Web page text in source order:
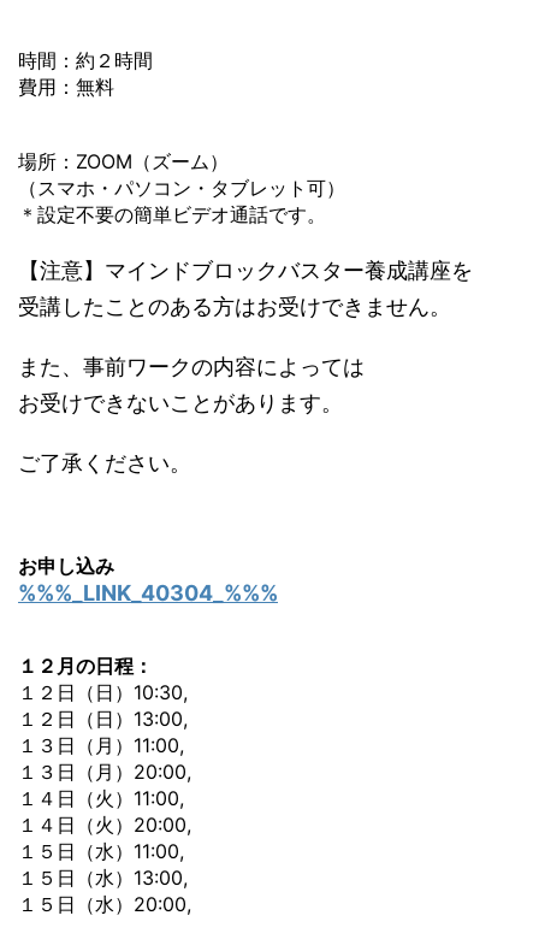
時間：約２時間
費用：無料
場所：ZOOM（ズーム）
（スマホ・パソコン・タブレット可）
＊設定不要の簡単ビデオ通話です。
【注意】マインドブロックバスター養成講座を
受講したことのある方はお受けできません。
また、事前ワークの内容によっては
お受けできないことがあります。
ご了承ください。
お申し込み
%%%_LINK_40304_%%%
１２月の日程：
１２日（日）10:30,
１２日（日）13:00,
１３日（月）11:00,
１３日（月）20:00,
１４日（火）11:00,
１４日（火）20:00,
１５日（水）11:00,
１５日（水）13:00,
１５日（水）20:00,